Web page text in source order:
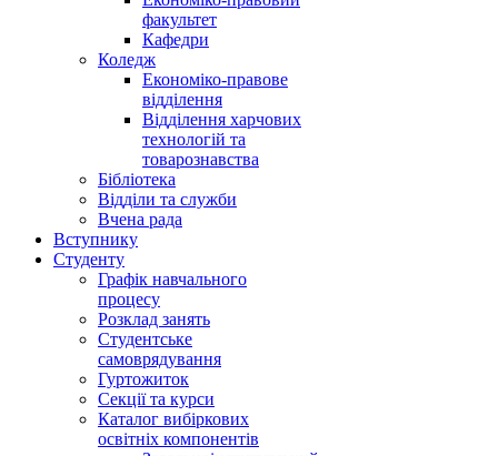
факультет
Кафедри
Коледж
Економіко-правове
відділення
Відділення харчових
технологій та
товарознавства
Бібліотека
Відділи та служби
Вчена рада
Вступнику
Студенту
Графік навчального
процесу
Розклад занять
Студентське
самоврядування
Гуртожиток
Секції та курси
Каталог вибіркових
освітніх компонентів